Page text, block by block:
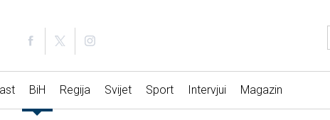
BiH Regija Svijet Sport Intervjui Magazin